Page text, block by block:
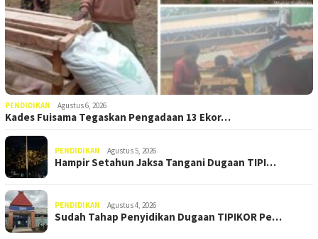
PENDIDIKAN Agustus 6, 2026
Kades Fuisama Tegaskan Pengadaan 13 Ekor…
PENDIDIKAN Agustus 5, 2026
Hampir Setahun Jaksa Tangani Dugaan TIPI…
PENDIDIKAN Agustus 4, 2026
Sudah Tahap Penyidikan Dugaan TIPIKOR Pe…